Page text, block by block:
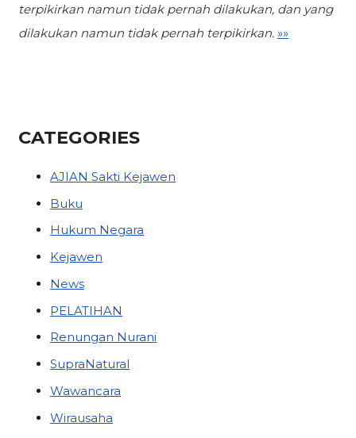
terpikirkan namun tidak pernah dilakukan, dan yang
dilakukan namun tidak pernah terpikirkan. »»
CATEGORIES
AJIAN Sakti Kejawen
Buku
Hukum Negara
Kejawen
News
PELATIHAN
Renungan Nurani
SupraNatural
Wawancara
Wirausaha